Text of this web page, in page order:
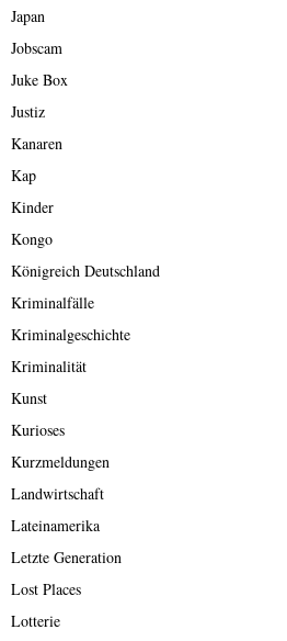
Japan
Jobscam
Juke Box
Justiz
Kanaren
Kap
Kinder
Kongo
Königreich Deutschland
Kriminalfälle
Kriminalgeschichte
Kriminalität
Kunst
Kurioses
Kurzmeldungen
Landwirtschaft
Lateinamerika
Letzte Generation
Lost Places
Lotterie